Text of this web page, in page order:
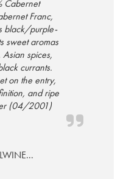
Cabernet
Franc,
black/purple-
sweet aromas
spices,
currants.
on the entry,
and ripe
(04/2001)